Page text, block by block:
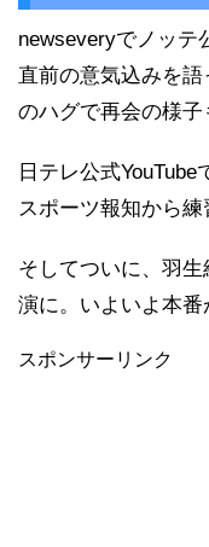
newseveryでノッテ
直前の意気込みを
のハグで再会の様子
日テレ公式
スポーツ報知から練
そしてついに、羽
演に。いよいよ本
スポンサーリンク